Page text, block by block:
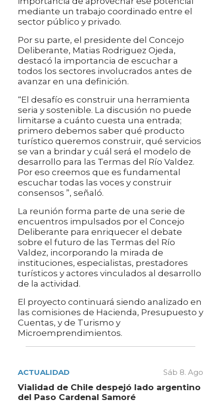
mediante un trabajo coordinado entre el
sector público y privado.
Por su parte, el presidente del Concejo
Deliberante, Matias Rodriguez Ojeda,
destacó la importancia de escuchar a
todos los sectores involucrados antes de
avanzar en una definición.
“El desafío es construir una herramienta
seria y sostenible. La discusión no puede
limitarse a cuánto cuesta una entrada;
primero debemos saber qué producto
turístico queremos construir, qué servicios
se van a brindar y cuál será el modelo de
desarrollo para las Termas del Río Valdez.
Por eso creemos que es fundamental
escuchar todas las voces y construir
consensos ”, señaló.
La reunión forma parte de una serie de
encuentros impulsados por el Concejo
Deliberante para enriquecer el debate
sobre el futuro de las Termas del Río
Valdez, incorporando la mirada de
instituciones, especialistas, prestadores
turísticos y actores vinculados al desarrollo
de la actividad.
El proyecto continuará siendo analizado en
las comisiones de Hacienda, Presupuesto y
Cuentas, y de Turismo y
Microemprendimientos.
ACTUALIDAD Sáb 8. Ago
Vialidad de Chile despejó lado argentino
del Paso Cardenal Samoré